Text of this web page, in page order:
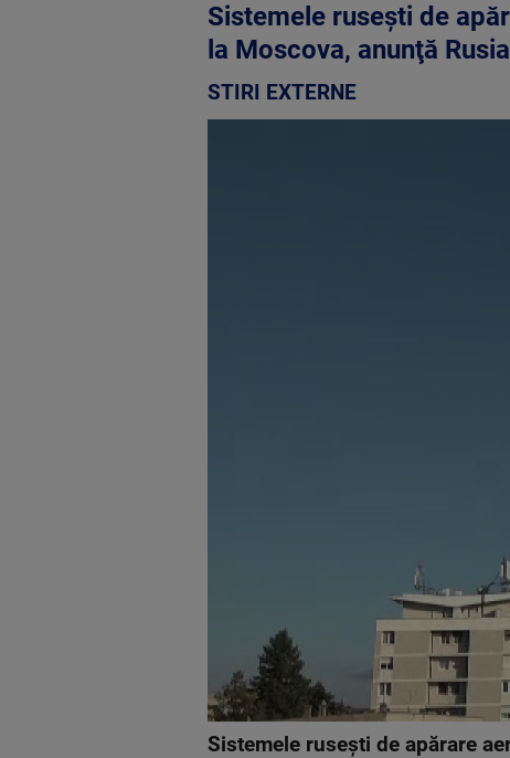
Sistemele ruseşti de
la Moscova, anunţă Rusia
STIRI EXTERNE
Sistemele ruseşti de apărare